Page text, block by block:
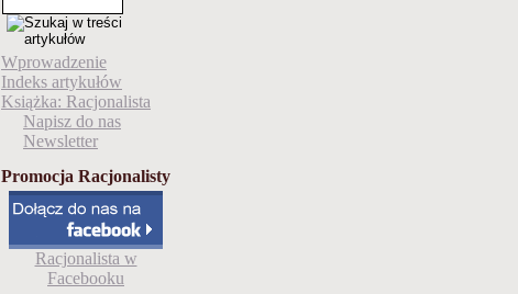
Wprowadzenie
Indeks artykułów
Książka: Racjonalista
Napisz do nas
Newsletter
Promocja Racjonalisty
Racjonalista w
Facebooku